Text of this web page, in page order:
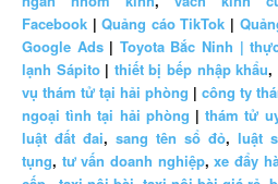
Facebook |Quảng cáo TikTok |
Google Ads| Toyota Bắc Ninh |
lạnh Sápito | thiết bị bếp nhập khẩu
vụ thám tử tại hải phòng | công ty
ngoại tình tại hải phòng |thám tử
luật đất đai, sang tên sổ đỏ, luật
tụng, tư vấn doanh nghiệp,xe đẩy